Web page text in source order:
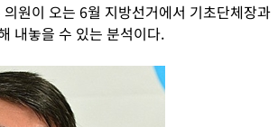
원이 오는 6월 지방선거에서 기초단체장과
내놓을 수 있는 분석이다.